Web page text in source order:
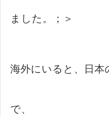
ました。；＞
海外にいると、日
で、